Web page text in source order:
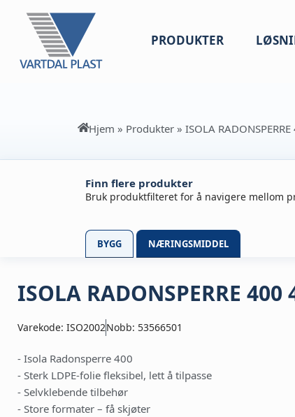
PRODUKTER
Hjem » Produkter » ISOLA
Finn flere produkter
Bruk produktfilteret for å navigere mellom
BYGG NÆRINGSMIDDEL
ISOLA RADONSPERRE 400
Varekode: ISO2002Nobb: 53566501
- Isola Radonsperre 400
- Sterk LDPE-folie fleksibel, lett å tilpasse
- Selvklebende tilbehør
- Store formater – få skjøter